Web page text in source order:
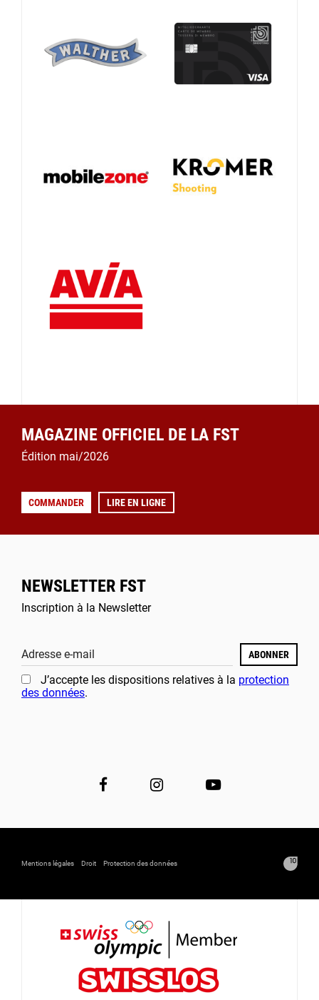
MAGAZINE OFFICIEL DE LA FST
Édition mai/2026
COMMANDER LIRE EN LIGNE
NEWSLETTER FST
Inscription à la Newsletter
Adresse e-mail ABONNER
J’accepte les dispositions relatives à la protection
des données.
Mentions légales Droit Protection des données